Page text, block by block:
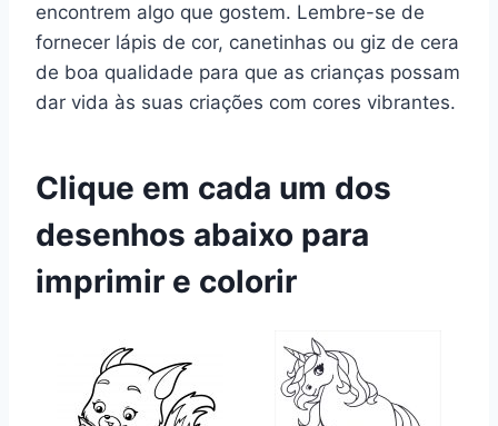
encontrem algo que gostem. Lembre-se de
fornecer lápis de cor, canetinhas ou giz de cera
de boa qualidade para que as crianças possam
dar vida às suas criações com cores vibrantes.
Clique em cada um dos
desenhos abaixo para
imprimir e colorir